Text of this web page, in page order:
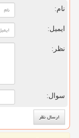
نام:
ایمیل:
نظر:
سوال: